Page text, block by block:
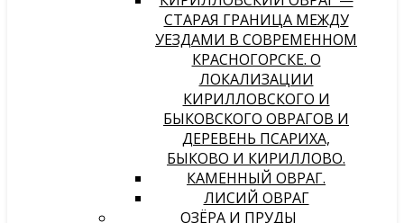
СТАРАЯ ГРАНИЦА МЕЖДУ
УЕЗДАМИ В СОВРЕМЕННОМ
КРАСНОГОРСКЕ. О
ЛОКАЛИЗАЦИИ
КИРИЛЛОВСКОГО И
БЫКОВСКОГО ОВРАГОВ И
ДЕРЕВЕНЬ ПСАРИХА,
БЫКОВО И КИРИЛЛОВО.
КАМЕННЫЙ ОВРАГ.
ЛИСИЙ ОВРАГ
ОЗЁРА И ПРУДЫ